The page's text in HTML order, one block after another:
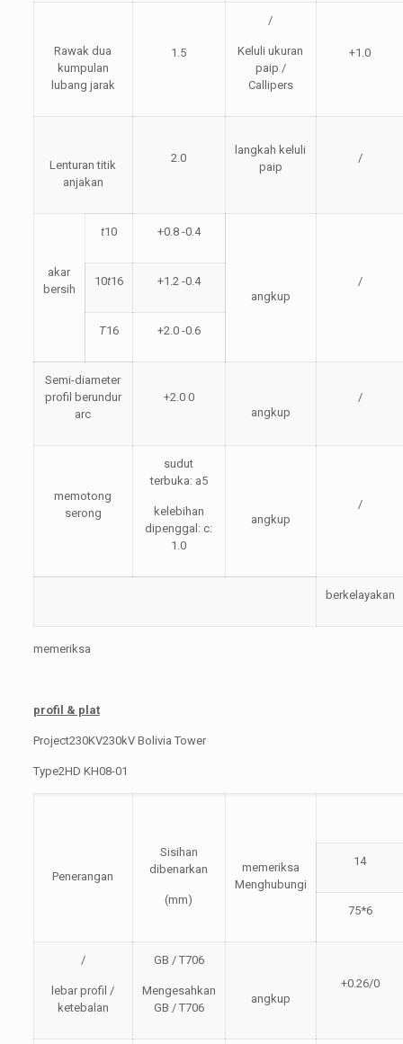
Rawak dua
kumpulan
lubang jarak
1.5
/
Keluli ukuran
paip /
Callipers
+1.0
Lenturan titik
anjakan
2.0
langkah keluli
paip
/
akar
bersih
t10 +0.8 -0.4
angkup
/
10t16 +1.2 -0.4
T16 +2.0 -0.6
Semi-diameter
profil berundur
arc
+2.0 0
angkup
/
memotong
serong
sudut
terbuka: a5
kelebihan
dipenggal: c:
1.0
angkup
/
berkelayakan
memeriksa
profil & plat
Project230KV230kV Bolivia Tower
Type2HD KH08-01
Penerangan
Sisihan
dibenarkan
(mm)
memeriksa
Menghubungi
14
75*6
/
lebar profil /
ketebalan
GB / T706
Mengesahkan
GB / T706
angkup
+0.26/0